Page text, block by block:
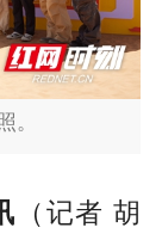
。
（记者 胡